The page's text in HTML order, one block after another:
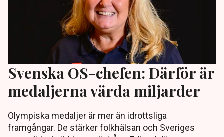
Svenska OS-chefen: Därför är
medaljerna värda miljarder
Olympiska medaljer är mer än idrottsliga
framgångar. De stärker folkhälsan och Sveriges